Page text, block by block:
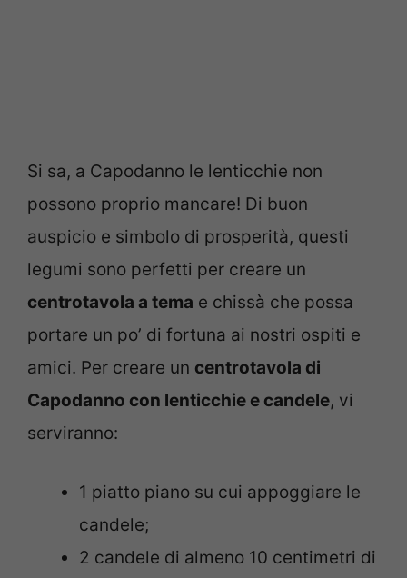
Si sa, a Capodanno le lenticchie non
possono proprio mancare! Di buon
auspicio e simbolo di prosperità, questi
legumi sono perfetti per creare un
centrotavola a tema e chissà che possa
portare un po’ di fortuna ai nostri ospiti e
amici. Per creare un centrotavola di
Capodanno con lenticchie e candele, vi
serviranno:
1 piatto piano su cui appoggiare le
candele;
2 candele di almeno 10 centimetri di